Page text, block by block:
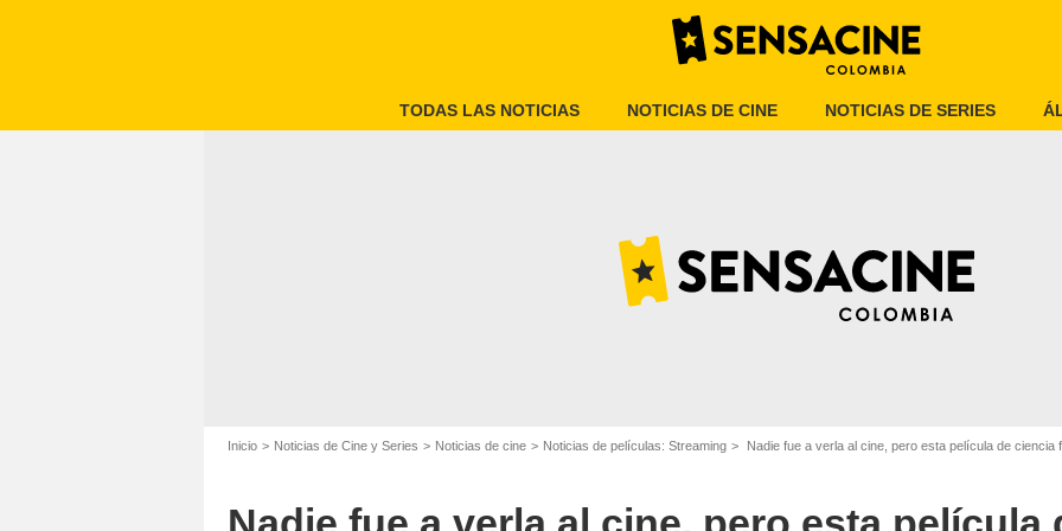
TODAS LAS NOTICIAS NOTICIAS DE CINE NOTICIAS DE SERIES
Inicio Noticias de Cine y Series Noticias de cine Noticias de películas: Streaming Nadie fue a verla al cine, pero esta película de